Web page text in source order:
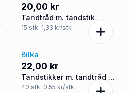
20,00 kr
Tandtråd m. tandstik
15 stk· 1,33 kr/stk
Bilka
22,00 kr
Tandstikker m. tandtråd m.
mentholsmag
40 stk· 0,55 kr/stk